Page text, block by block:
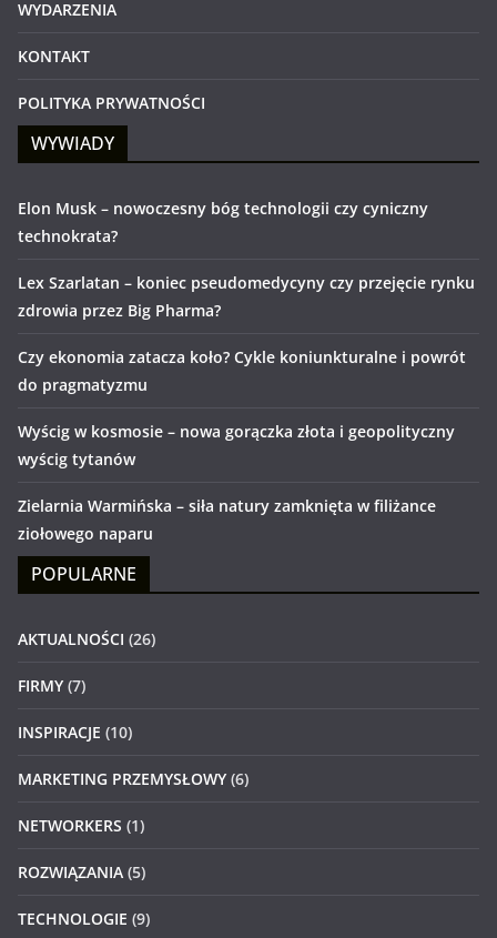
WYDARZENIA
KONTAKT
POLITYKA PRYWATNOŚCI
WYWIADY
Elon Musk – nowoczesny bóg technologii czy cyniczny
technokrata?
Lex Szarlatan – koniec pseudomedycyny czy przejęcie rynku
zdrowia przez Big Pharma?
Czy ekonomia zatacza koło? Cykle koniunkturalne i powrót
do pragmatyzmu
Wyścig w kosmosie – nowa gorączka złota i geopolityczny
wyścig tytanów
Zielarnia Warmińska – siła natury zamknięta w filiżance
ziołowego naparu
POPULARNE
AKTUALNOŚCI (26)
FIRMY (7)
INSPIRACJE (10)
MARKETING PRZEMYSŁOWY (6)
NETWORKERS (1)
ROZWIĄZANIA (5)
TECHNOLOGIE (9)